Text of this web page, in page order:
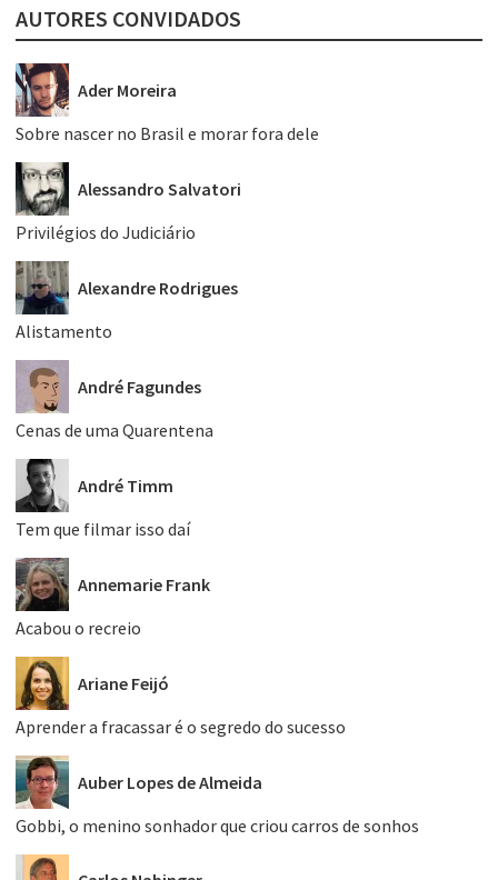
AUTORES CONVIDADOS
Ader Moreira
Sobre nascer no Brasil e morar fora dele
Alessandro Salvatori
Privilégios do Judiciário
Alexandre Rodrigues
Alistamento
André Fagundes
Cenas de uma Quarentena
André Timm
Tem que filmar isso daí
Annemarie Frank
Acabou o recreio
Ariane Feijó
Aprender a fracassar é o segredo do sucesso
Auber Lopes de Almeida
Gobbi, o menino sonhador que criou carros de sonhos